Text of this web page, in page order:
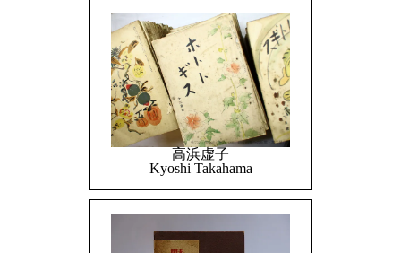
高浜虚子
Kyoshi Takahama